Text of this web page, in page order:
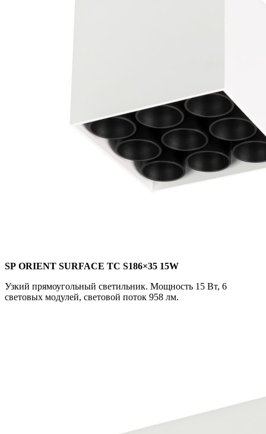
SP ORIENT SURFACE TC S186×35 15W
Узкий прямоугольный светильник. Мощность 15 Вт, 6
световых модулей, световой поток 958 лм.